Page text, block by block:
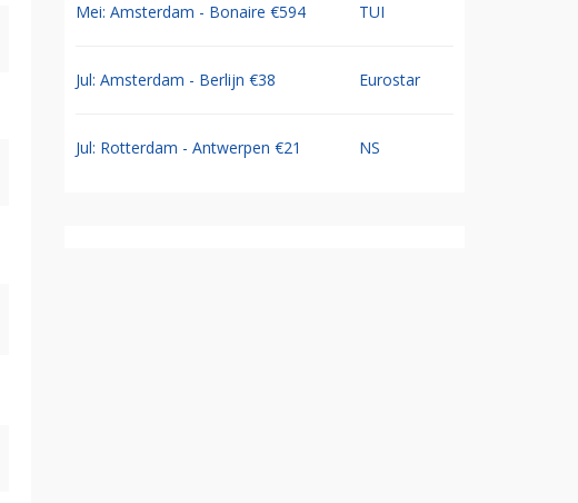
Mei: Amsterdam - Bonaire €594 TUI
Jul: Amsterdam - Berlijn €38 Eurostar
Jul: Rotterdam - Antwerpen €21 NS